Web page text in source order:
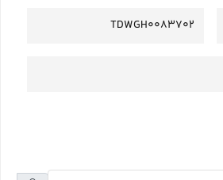
TDWGH0083702